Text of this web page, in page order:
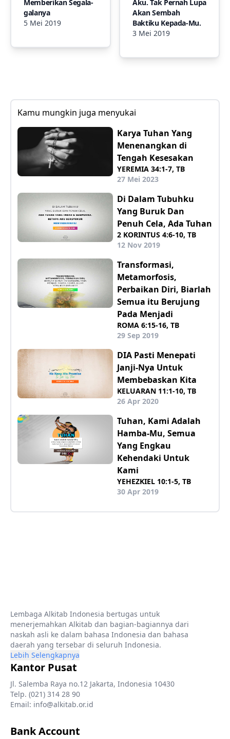
Memberikan Segala-
galanya
5 Mei 2019
Aku. Tak Pernah Lupa
Akan Sembah
Baktiku Kepada-Mu.
3 Mei 2019
Kamu mungkin juga menyukai
Karya Tuhan Yang
Menenangkan di
Tengah Kesesakan
YEREMIA 34:1-7, TB
27 Mei 2023
Di Dalam Tubuhku
Yang Buruk Dan
Penuh Cela, Ada Tuhan
2 KORINTUS 4:6-10, TB
12 Nov 2019
Transformasi,
Metamorfosis,
Perbaikan Diri, Biarlah
Semua itu Berujung
Pada Menjadi
ROMA 6:15-16, TB
29 Sep 2019
DIA Pasti Menepati
Janji-Nya Untuk
Membebaskan Kita
KELUARAN 11:1-10, TB
26 Apr 2020
Tuhan, Kami Adalah
Hamba-Mu, Semua
Yang Engkau
Kehendaki Untuk
Kami
YEHEZKIEL 10:1-5, TB
30 Apr 2019
Lembaga Alkitab Indonesia bertugas untuk
menerjemahkan Alkitab dan bagian-bagiannya dari
naskah asli ke dalam bahasa Indonesia dan bahasa
daerah yang tersebar di seluruh Indonesia.
Lebih Selengkapnya
Kantor Pusat
Jl. Salemba Raya no.12 Jakarta, Indonesia 10430
Telp. (021) 314 28 90
Email: info@alkitab.or.id
Bank Account